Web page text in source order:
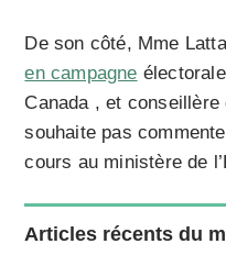
De son côté, Mme
en campagne
Canada , et
souhaite pas
cours au ministère de
Articles récents du